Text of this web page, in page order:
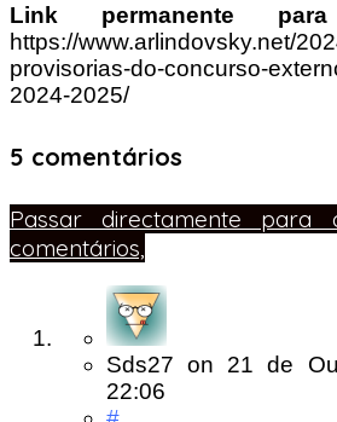
Link permanente
https://www.arlindovsky.net/
provisorias-do-concurso-
2024-2025/
5 comentários
Passar directamente para
comentários,
Sds27 on 21 de
22:06